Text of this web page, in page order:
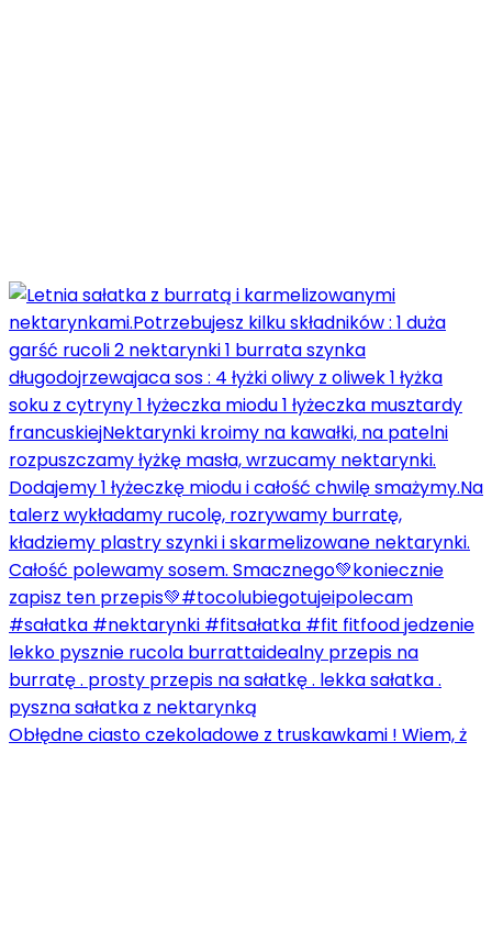
Obłędne ciasto czekoladowe z truskawkami ! Wiem, ż